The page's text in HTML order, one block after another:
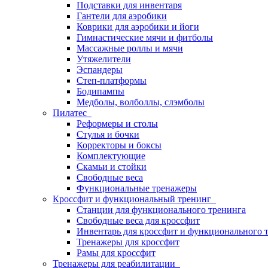
Подставки для инвентаря
Гантели для аэробики
Коврики для аэробики и йоги
Гимнастические мячи и фитболы
Массажные роллы и мячи
Утяжелители
Эспандеры
Степ-платформы
Бодипампы
Медболы, волболлы, слэмболы
Пилатес
Реформеры и столы
Стулья и бочки
Корректоры и боксы
Комплектующие
Скамьи и стойки
Свободные веса
Функциональные тренажеры
Кроссфит и функциональный тренинг
Станции для функционального тренинга
Свободные веса для кроссфит
Инвентарь для кроссфит и функционального
Тренажеры для кроссфит
Рамы для кроссфит
Тренажеры для реабилитации